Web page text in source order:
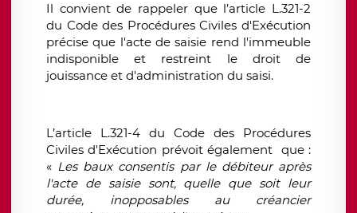
Il convient de rappeler que l’article L.321-2
du Code des Procédures Civiles d'Exécution
précise que l'acte de saisie rend l'immeuble
indisponible et restreint le droit de
jouissance et d'administration du saisi.
L’article L.321-4 du Code des Procédures
Civiles d'Exécution prévoit également que :
« Les baux consentis par le débiteur après
l'acte de saisie sont, quelle que soit leur
durée, inopposables au créancier